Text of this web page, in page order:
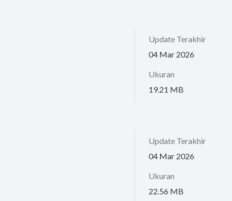
Update Terakhir
04 Mar 2026
Ukuran
19.21 MB
Update Terakhir
04 Mar 2026
Ukuran
22.56 MB